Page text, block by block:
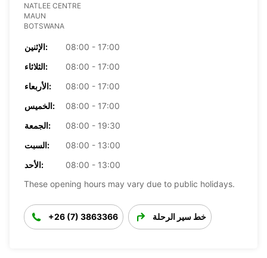
NATLEE CENTRE
MAUN
BOTSWANA
الإثنين:
08:00 - 17:00
الثلاثاء:
08:00 - 17:00
الأربعاء:
08:00 - 17:00
الخميس:
08:00 - 17:00
الجمعة:
08:00 - 19:30
السبت:
08:00 - 13:00
الأحد:
08:00 - 13:00
These opening hours may vary due to public holidays.
+26 (7) 3863366 خط سير الرحلة